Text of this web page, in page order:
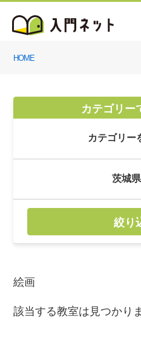
HOME
カテゴリー
絞り
絵画
該当する教室は見つかり